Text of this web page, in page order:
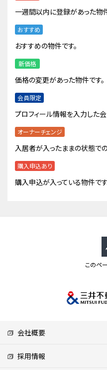
一週間以内に登録があった物
おすすめ
おすすめの物件です。
新価格
価格の変更があった物件です。
会員限定
プロフィール情報を入力した
オーナーチェンジ
入居者が入ったままの状態で
購入申込あり
購入申込が入っている物件です
このペ
会社概要
採用情報